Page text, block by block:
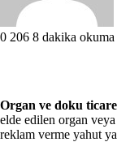
0 206 8 dakika okuma
Organ ve doku
elde edilen organ
reklam verme yahut